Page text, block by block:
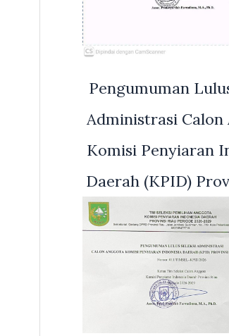
Pengumuman
Administrasi Calon
Komisi Penyiaran
Daerah (KPID)